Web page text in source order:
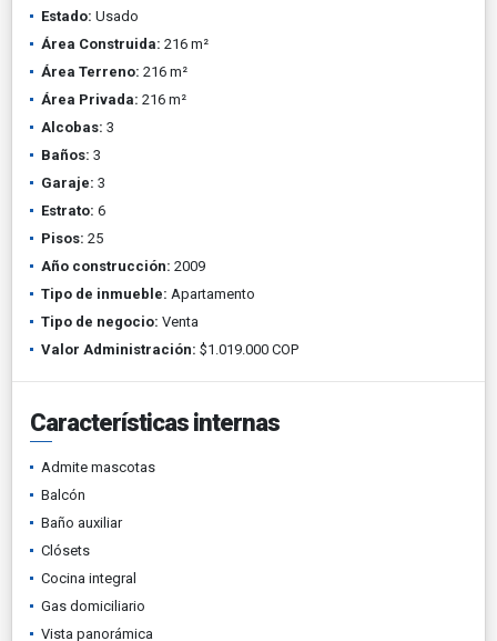
Estado: Usado
Área Construida: 216 m²
Área Terreno: 216 m²
Área Privada: 216 m²
Alcobas: 3
Baños: 3
Garaje: 3
Estrato: 6
Pisos: 25
Año construcción: 2009
Tipo de inmueble: Apartamento
Tipo de negocio: Venta
Valor Administración: $1.019.000 COP
Características internas
Admite mascotas
Balcón
Baño auxiliar
Clósets
Cocina integral
Gas domiciliario
Vista panorámica